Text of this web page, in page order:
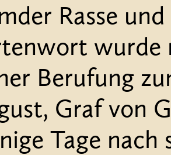
Rasse
wurde
Berufung
Graf von
Tage nach